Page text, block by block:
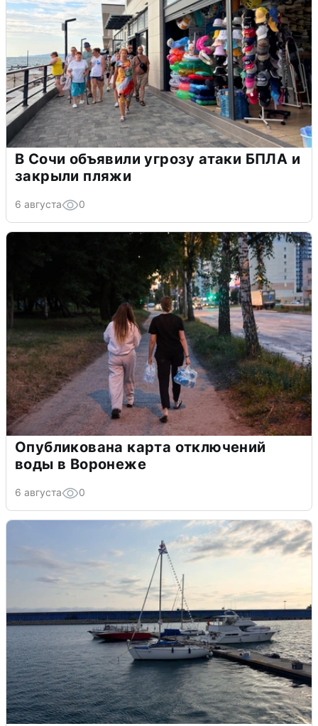
В Сочи объявили угрозу атаки БПЛА и
закрыли пляжи
6 августа 0
Опубликована карта отключений
воды в Воронеже
6 августа 0